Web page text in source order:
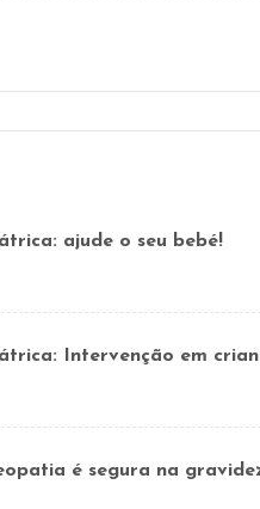
ajude o seu bebé!
Intervenção em
é segura na